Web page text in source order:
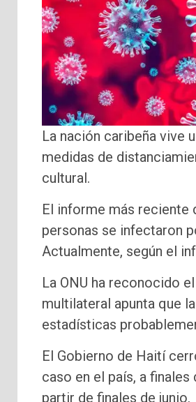
La nación caribeña vive
medidas de
cultural.
El informe más reciente
personas se infectaron
Actualmente, según el
La ONU ha reconocido
multilateral apunta que
estadísticas
El Gobierno de Haití
caso en el país, a
partir de finales de junio.